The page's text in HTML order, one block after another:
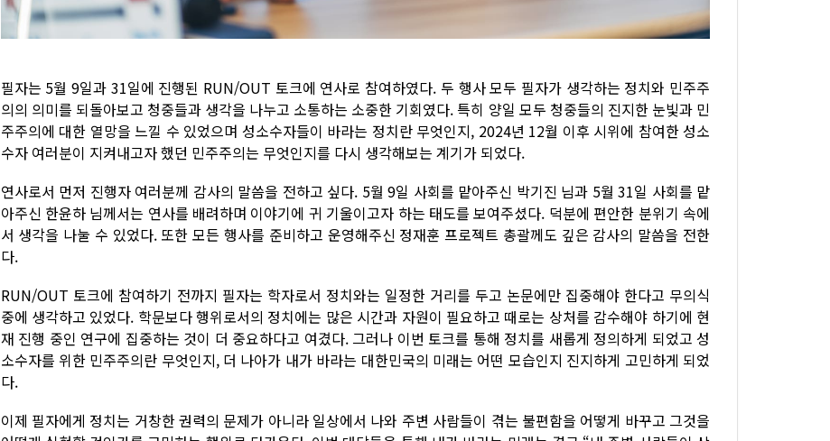
필자는 5월 9일과 31일에 진행된 RUN/OUT 토크에 연사로 참여하였다. 두 행사 모두 필자가 생각하는 정치와 민주주
의의 의미를 되돌아보고 청중들과 생각을 나누고 소통하는 소중한 기회였다. 특히 양일 모두 청중들의 진지한 눈빛과 민
주주의에 대한 열망을 느낄 수 있었으며 성소수자들이 바라는 정치란 무엇인지, 2024년 12월 이후 시위에 참여한 성소
수자 여러분이 지켜내고자 했던 민주주의는 무엇인지를 다시 생각해보는 계기가 되었다.
연사로서 먼저 진행자 여러분께 감사의 말씀을 전하고 싶다. 5월 9일 사회를 맡아주신 박기진 님과 5월 31일 사회를 맡
아주신 한윤하 님께서는 연사를 배려하며 이야기에 귀 기울이고자 하는 태도를 보여주셨다. 덕분에 편안한 분위기 속에
서 생각을 나눌 수 있었다. 또한 모든 행사를 준비하고 운영해주신 정재훈 프로젝트 총괄께도 깊은 감사의 말씀을 전한
다.
RUN/OUT 토크에 참여하기 전까지 필자는 학자로서 정치와는 일정한 거리를 두고 논문에만 집중해야 한다고 무의식
중에 생각하고 있었다. 학문보다 행위로서의 정치에는 많은 시간과 자원이 필요하고 때로는 상처를 감수해야 하기에 현
재 진행 중인 연구에 집중하는 것이 더 중요하다고 여겼다. 그러나 이번 토크를 통해 정치를 새롭게 정의하게 되었고 성
소수자를 위한 민주주의란 무엇인지, 더 나아가 내가 바라는 대한민국의 미래는 어떤 모습인지 진지하게 고민하게 되었
다.
이제 필자에게 정치는 거창한 권력의 문제가 아니라 일상에서 나와 주변 사람들이 겪는 불편함을 어떻게 바꾸고 그것을